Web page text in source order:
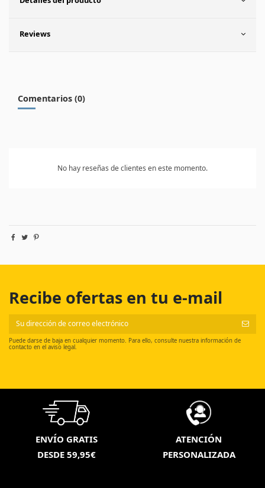
Reviews
Comentarios (0)
No hay reseñas de clientes en este momento.
Recibe ofertas en tu e-mail
Puede darse de baja en cualquier momento. Para ello, consulte nuestra información de
contacto en el aviso legal.
ENVÍO GRATIS
DESDE 59,95€
ATENCIÓN
PERSONALIZADA